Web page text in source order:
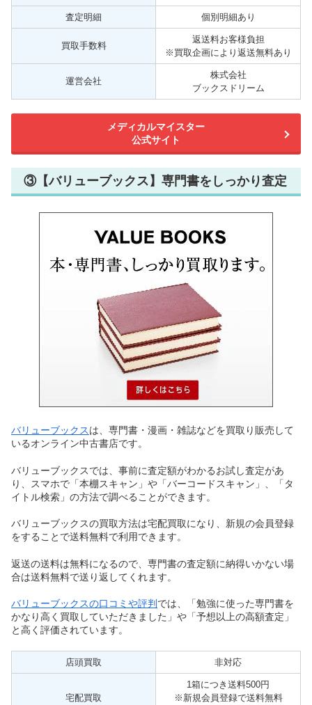
査定明細 個別明細あり
買取手数料
返送料お客様負担
※買取企画により返送無料あり
運営会社
株式会社
ブックスドリーム
メディカルマイスター
公式サイト
③【バリューブックス】専門書をしっかり査定
バリューブックスは、専門書・漫画・雑誌などを買取り販売して
いるオンライン中古書店です。
バリューブックスでは、事前に査定額がわかるお試し査定があ
り、スマホで「本棚スキャン」や「バーコードスキャン」、「タ
イトル検索」の方法で調べることができます。
バリューブックスの買取方法は宅配買取になり、新規の会員登録
をすることで送料無料で利用できます。
返送の送料は無料になるので、専門書の査定額に納得いかない場
合は送料無料で送り返してくれます。
バリューブックスの口コミや評判 では、「勉強に使った専門書を
かなり高く買取していただきました」や「予想以上の高額査定」
と高く評価されています。
店頭買取 非対応
宅配買取
1箱につき送料500円
※新規会員登録で送料無料